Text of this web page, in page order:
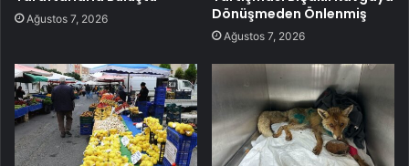
Ağustos 7, 2026
Dönüşmeden Önlenmiş
Ağustos 7, 2026